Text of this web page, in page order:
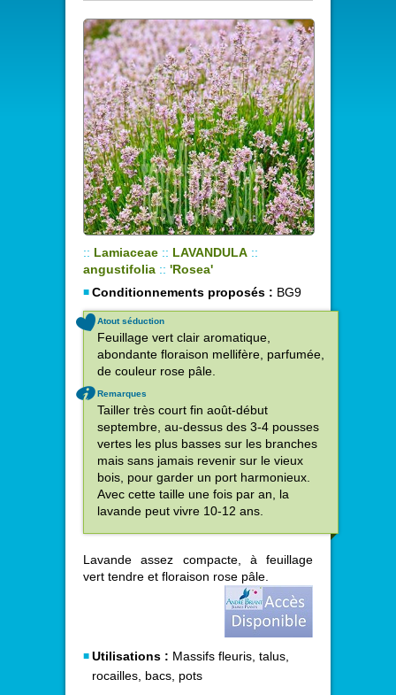
:: Lamiaceae :: LAVANDULA ::
angustifolia :: 'Rosea'
Conditionnements proposés : BG9
Atout séduction
Feuillage vert clair aromatique,
abondante floraison mellifère, parfumée,
de couleur rose pâle.
Remarques
Tailler très court fin août-début
septembre, au-dessus des 3-4 pousses
vertes les plus basses sur les branches
mais sans jamais revenir sur le vieux
bois, pour garder un port harmonieux.
Avec cette taille une fois par an, la
lavande peut vivre 10-12 ans.
Lavande assez compacte, à feuillage
vert tendre et floraison rose pâle.
Utilisations : Massifs fleuris, talus,
rocailles, bacs, pots